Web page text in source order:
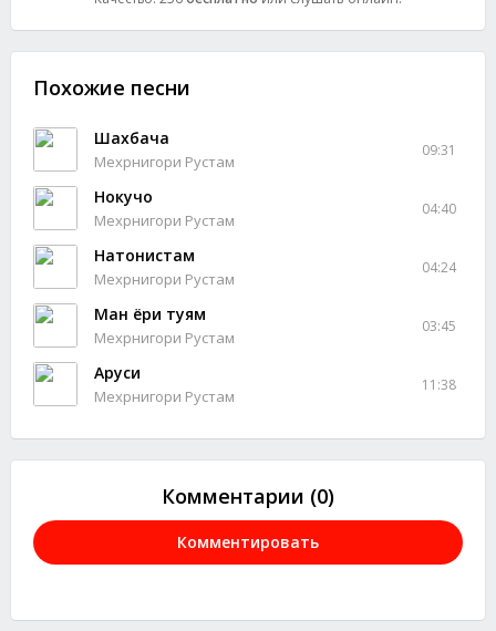
Похожие песни
Шахбача
Мехрнигори Рустам
09:31
Нокучо
Мехрнигори Рустам
04:40
Натонистам
Мехрнигори Рустам
04:24
Ман ёри туям
Мехрнигори Рустам
03:45
Аруси
Мехрнигори Рустам
11:38
Комментарии (0)
Комментировать